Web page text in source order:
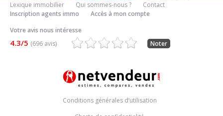
Lexique immobilier
Qui sommes-nous ?
Contact
Inscription agents immo
Accès à mon compte
Votre avis nous intéresse
4.3/5 (696 avis) Noter
Conditions générales d’utilisation